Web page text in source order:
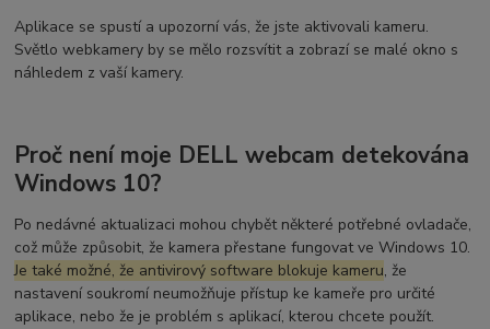
Aplikace se spustí a upozorní vás, že jste aktivovali kameru.
Světlo webkamery by se mělo rozsvítit a zobrazí se malé okno s
náhledem z vaší kamery.
Proč není moje DELL webcam detekována
Windows 10?
Po nedávné aktualizaci mohou chybět některé potřebné ovladače,
což může způsobit, že kamera přestane fungovat ve Windows 10.
Je také možné, že antivirový software blokuje kameru, že
nastavení soukromí neumožňuje přístup ke kameře pro určité
aplikace, nebo že je problém s aplikací, kterou chcete použít.